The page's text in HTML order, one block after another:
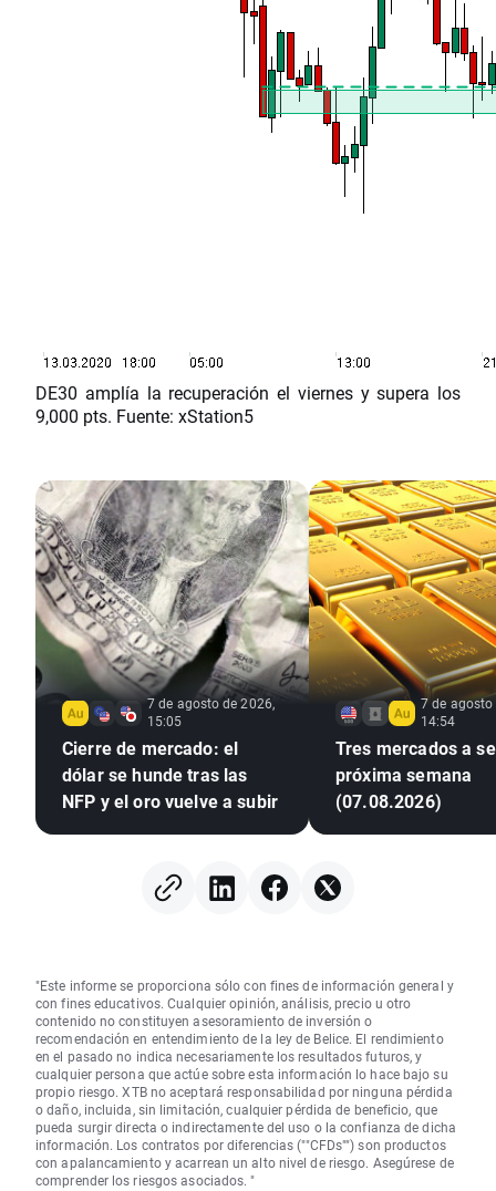
DE30 amplía la recuperación el viernes y supera los
9,000 pts. Fuente: xStation5
7 de agosto de 2026,
15:05
Cierre de mercado: el
dólar se hunde tras las
NFP y el oro vuelve a subir
7 de agosto
14:54
Tres mercados a
próxima semana
(07.08.2026)
"Este informe se proporciona sólo con fines de información general y
con fines educativos. Cualquier opinión, análisis, precio u otro
contenido no constituyen asesoramiento de inversión o
recomendación en entendimiento de la ley de Belice. El rendimiento
en el pasado no indica necesariamente los resultados futuros, y
cualquier persona que actúe sobre esta información lo hace bajo su
propio riesgo. XTB no aceptará responsabilidad por ninguna pérdida
o daño, incluida, sin limitación, cualquier pérdida de beneficio, que
pueda surgir directa o indirectamente del uso o la confianza de dicha
información. Los contratos por diferencias (""CFDs"") son productos
con apalancamiento y acarrean un alto nivel de riesgo. Asegúrese de
comprender los riesgos asociados. "